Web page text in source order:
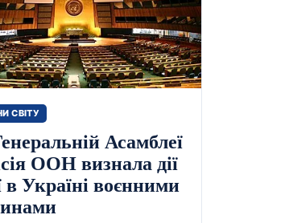
СВІТУ
Асамблеї
ООН визнала дії
в Україні воєнними